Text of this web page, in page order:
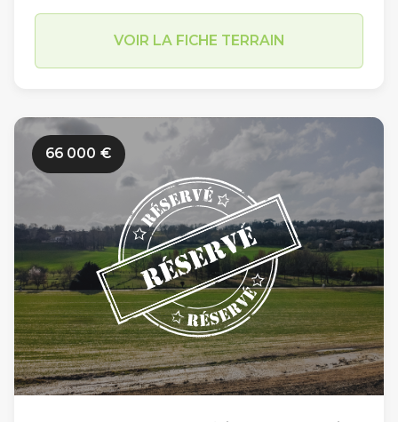
Passage et à proximité du centre-ville d’Agen
(en moins de 10 minutes en voiture par le Pont
de Pierre), sa situation géographique est idéale
sur l’agglomération agenaise. Parmi ses autres
atouts, sa proximité immédiate avec le centre
scolaire d’Estillac (600m) et avec le collège
Théophile de Viau du Passage d’Agen (5km) en
font un endroit privilégié pour la vie de famille.
Tous nos terrains sont conçus pour répondre à
toutes les normes de constructions actuelles.
VOIR LA FICHE TERRAIN
66 000 €